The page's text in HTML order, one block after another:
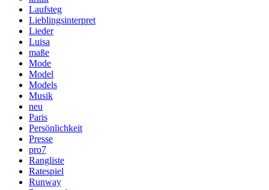
Laufsteg
Lieblingsinterpret
Lieder
Luisa
maße
Mode
Model
Models
Musik
neu
Paris
Persönlichkeit
Presse
pro7
Rangliste
Ratespiel
Runway